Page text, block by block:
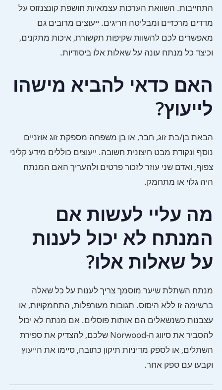
התחייבות. השוואת הערכות עצמאיות חושפת קונצנזוס על
מדדים מרכזיים ומבליטה חריגים. ייעוצים מרובים גם
מאפשרים לכם להשוות שקיפות תקשורת, איכות מתקנים,
וכיצד כל מנתח עונה על שאלות אלו ביסודיות.
האם כדאי להביא מישהו
לייעוץ?
הבאת בן/בת זוג, חבר, או בן משפחה מספקת זוג אוזניים
נוסף ונקודת מבט חיצונית חשובה. ייעוצים כוללים מידע קליני
צפוף, ואדם שני עוזר לזכור פרטים ולהעריך האם המנתח
היה גלוי או מתחמק.
מה עליי לעשות אם
המנתח לא יכול לענות
על שאלות אלו?
מנתח השתלת שיער מוסמך צריך לענות על כל שאלה
ברשימה זו ללא היסוס. תגובות מעורפלות, התחמקויות, או
עצבנות כשנשאלים הם אותות פוסלים. אם מנתח לא יכול
להסביר את סיווג ה-Norwood שלכם, להצדיק את ספירת
השתלים, או לספק מדיניות תיקון כתובה, סיימו את הייעוץ
וקבעו עם ספק אחר.